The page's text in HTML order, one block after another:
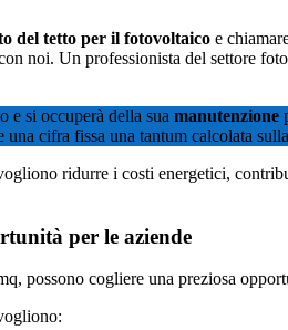
del tetto per il fotovoltaico e
noi. Un professionista del settore
e si occuperà della sua manutenzione
una cifra fissa una tantum calcolata
ridurre i costi energetici,
per le aziende
possono cogliere una preziosa